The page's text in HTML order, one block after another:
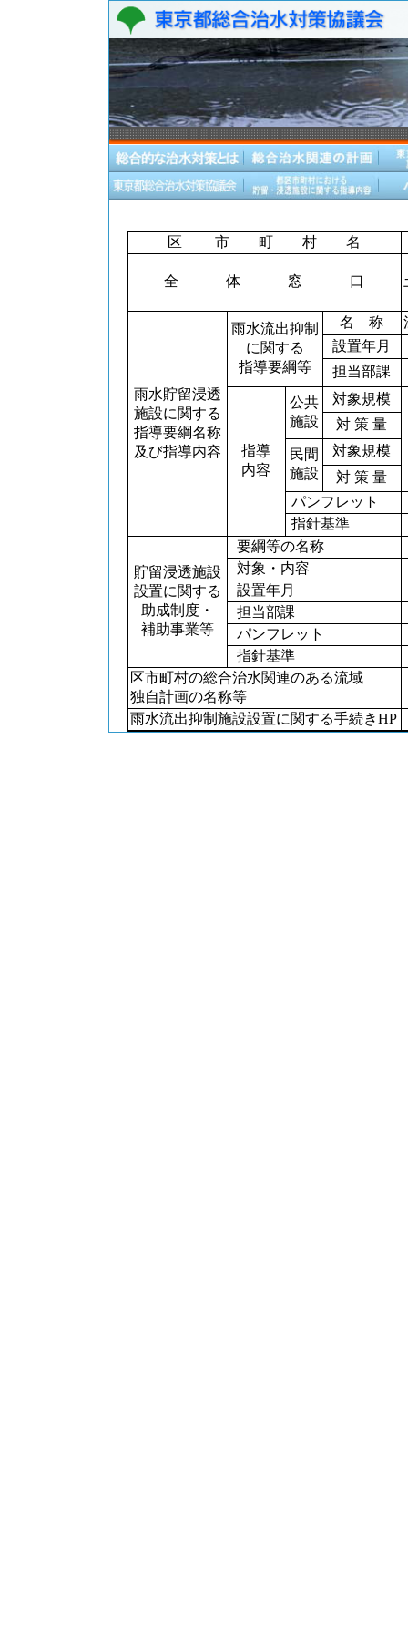
区 市 町 村 名
全 体 窓 口
雨水貯留浸透
施設に関する
指導要綱名称
及び指導内容
雨水流出抑制
に関する
指導要綱等
名 称
設置年月
担当部課
指導
内容
公共
施設
対象規模
対 策 量
民間
施設
対象規模
対 策 量
パンフレット
指針基準
貯留浸透施設
設置に関する
助成制度・
補助事業等
要綱等の名称
対象・内容
設置年月
担当部課
パンフレット
指針基準
区市町村の総合治水関連のある流域
独自計画の名称等
雨水流出抑制施設設置に関する手続きHP